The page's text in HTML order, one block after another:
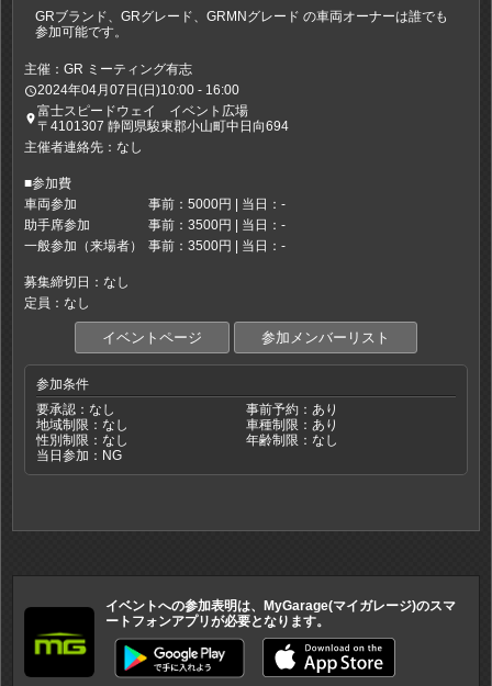
GRブランド、GRグレード、GRMNグレード の車両オーナーは誰でも
参加可能です。
主催：GR ミーティング有志
access_time2024年04月07日(日)10:00 - 16:00
place富士スピードウェイ イベント広場
〒4101307 静岡県駿東郡小山町中日向694
主催者連絡先：なし
■参加費
車両参加
事前：5000円 | 当日：-
助手席参加
事前：3500円 | 当日：-
一般参加（来場者）
事前：3500円 | 当日：-
募集締切日：なし
定員：なし
イベントページ 参加メンバーリスト
参加条件
要承認：なし
事前予約：あり
地域制限：なし
車種制限：あり
性別制限：なし
年齢制限：なし
当日参加：NG
イベントへの参加表明は、MyGarage(マイガレージ)のスマ
ートフォンアプリが必要となります。